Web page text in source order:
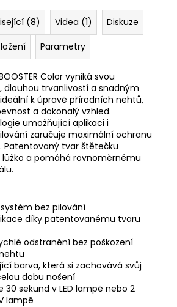
(8) Videa (1)
Diskuze
Parametry
Color vyniká svou
dlouhou trvanlivostí a snadným
k úpravě přírodních nehtů,
a dokonalý vzhled.
umožňující aplikaci i
zaručuje maximální ochranu
Patentovaný tvar štětečku
a pomáhá rovnoměrnému
bez pilování
díky patentovanému tvaru
odstranění bez poškození
barva, která si zachovává svůj
dobu nošení
30 sekund v LED lampě nebo 2
lampě